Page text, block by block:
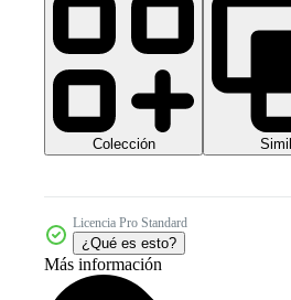
Colección
Licencia Pro Standard
¿Qué es esto?
Más información